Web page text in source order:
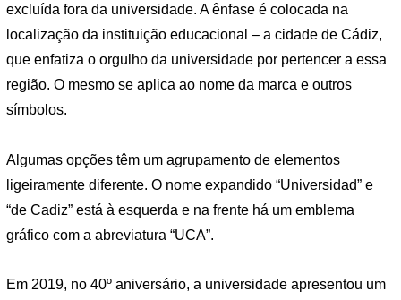
excluída fora da universidade. A ênfase é colocada na
localização da instituição educacional – a cidade de Cádiz,
que enfatiza o orgulho da universidade por pertencer a essa
região. O mesmo se aplica ao nome da marca e outros
símbolos.
Algumas opções têm um agrupamento de elementos
ligeiramente diferente. O nome expandido “Universidad” e
“de Cadiz” está à esquerda e na frente há um emblema
gráfico com a abreviatura “UCA”.
Em 2019, no 40º aniversário, a universidade apresentou um